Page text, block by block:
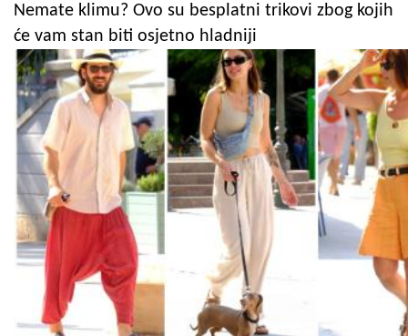
Nemate klimu? Ovo su besplatni trikovi zbog kojih
će vam stan biti osjetno hladniji